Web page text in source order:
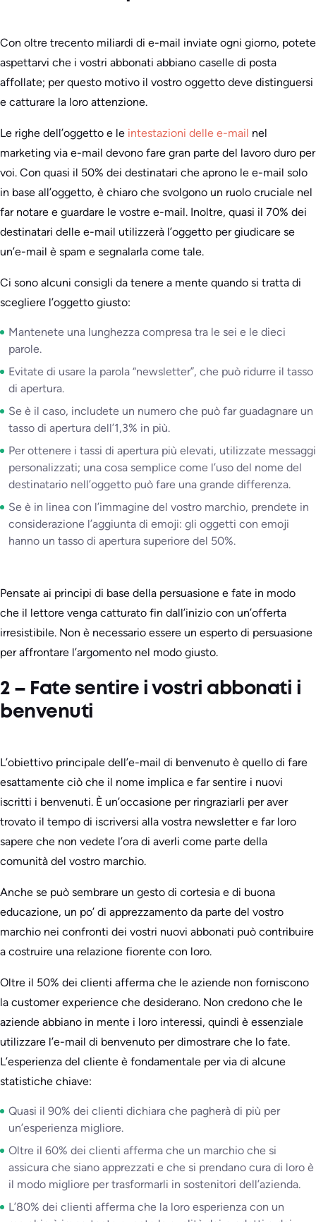
Con oltre trecento miliardi di e-mail inviate ogni giorno, potete
aspettarvi che i vostri abbonati abbiano caselle di posta
affollate; per questo motivo il vostro oggetto deve distinguersi
e catturare la loro attenzione.
Le righe dell’oggetto e le intestazioni delle e-mail nel
marketing via e-mail devono fare gran parte del lavoro duro per
voi. Con quasi il 50% dei destinatari che aprono le e-mail solo
in base all’oggetto, è chiaro che svolgono un ruolo cruciale nel
far notare e guardare le vostre e-mail. Inoltre, quasi il 70% dei
destinatari delle e-mail utilizzerà l’oggetto per giudicare se
un’e-mail è spam e segnalarla come tale.
Ci sono alcuni consigli da tenere a mente quando si tratta di
scegliere l’oggetto giusto:
Mantenete una lunghezza compresa tra le sei e le dieci
parole.
Evitate di usare la parola “newsletter”, che può ridurre il tasso
di apertura.
Se è il caso, includete un numero che può far guadagnare un
tasso di apertura dell’1,3% in più.
Per ottenere i tassi di apertura più elevati, utilizzate messaggi
personalizzati; una cosa semplice come l’uso del nome del
destinatario nell’oggetto può fare una grande differenza.
Se è in linea con l’immagine del vostro marchio, prendete in
considerazione l’aggiunta di emoji: gli oggetti con emoji
hanno un tasso di apertura superiore del 50%.
Pensate ai principi di base della persuasione e fate in modo
che il lettore venga catturato fin dall’inizio con un’offerta
irresistibile. Non è necessario essere un esperto di persuasione
per affrontare l’argomento nel modo giusto.
2 – Fate sentire i vostri abbonati i
benvenuti
L’obiettivo principale dell’e-mail di benvenuto è quello di fare
esattamente ciò che il nome implica e far sentire i nuovi
iscritti i benvenuti. È un’occasione per ringraziarli per aver
trovato il tempo di iscriversi alla vostra newsletter e far loro
sapere che non vedete l’ora di averli come parte della
comunità del vostro marchio.
Anche se può sembrare un gesto di cortesia e di buona
educazione, un po’ di apprezzamento da parte del vostro
marchio nei confronti dei vostri nuovi abbonati può contribuire
a costruire una relazione fiorente con loro.
Oltre il 50% dei clienti afferma che le aziende non forniscono
la customer experience che desiderano. Non credono che le
aziende abbiano in mente i loro interessi, quindi è essenziale
utilizzare l’e-mail di benvenuto per dimostrare che lo fate.
L’esperienza del cliente è fondamentale per via di alcune
statistiche chiave:
Quasi il 90% dei clienti dichiara che pagherà di più per
un’esperienza migliore.
Oltre il 60% dei clienti afferma che un marchio che si
assicura che siano apprezzati e che si prendano cura di loro è
il modo migliore per trasformarli in sostenitori dell’azienda.
L’80% dei clienti afferma che la loro esperienza con un